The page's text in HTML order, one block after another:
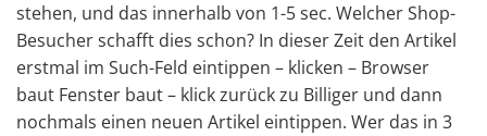
stehen, und das innerhalb von 1-5 sec. Welcher Shop-
Besucher schafft dies schon? In dieser Zeit den Artikel
erstmal im Such-Feld eintippen – klicken – Browser
baut Fenster baut – klick zurück zu Billiger und dann
nochmals einen neuen Artikel eintippen. Wer das in 3